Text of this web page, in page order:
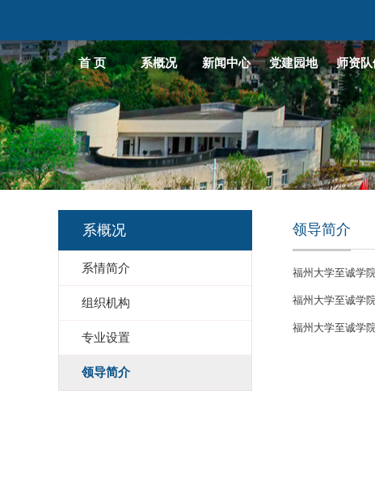
首 页 系概况 新闻中心 党建园地 师资队
系概况
系情简介
组织机构
专业设置
领导简介
领导简介
福州大学至诚学
福州大学至诚学
福州大学至诚学